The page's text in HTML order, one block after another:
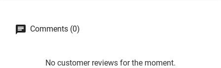
Comments (0)
No customer reviews for the moment.